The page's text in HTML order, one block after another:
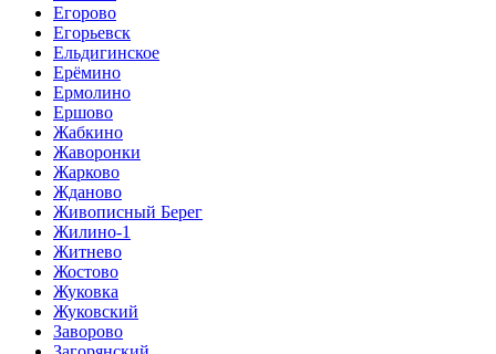
Егорово
Егорьевск
Ельдигинское
Ерёмино
Ермолино
Ершово
Жабкино
Жаворонки
Жарково
Жданово
Живописный Берег
Жилино-1
Житнево
Жостово
Жуковка
Жуковский
Заворово